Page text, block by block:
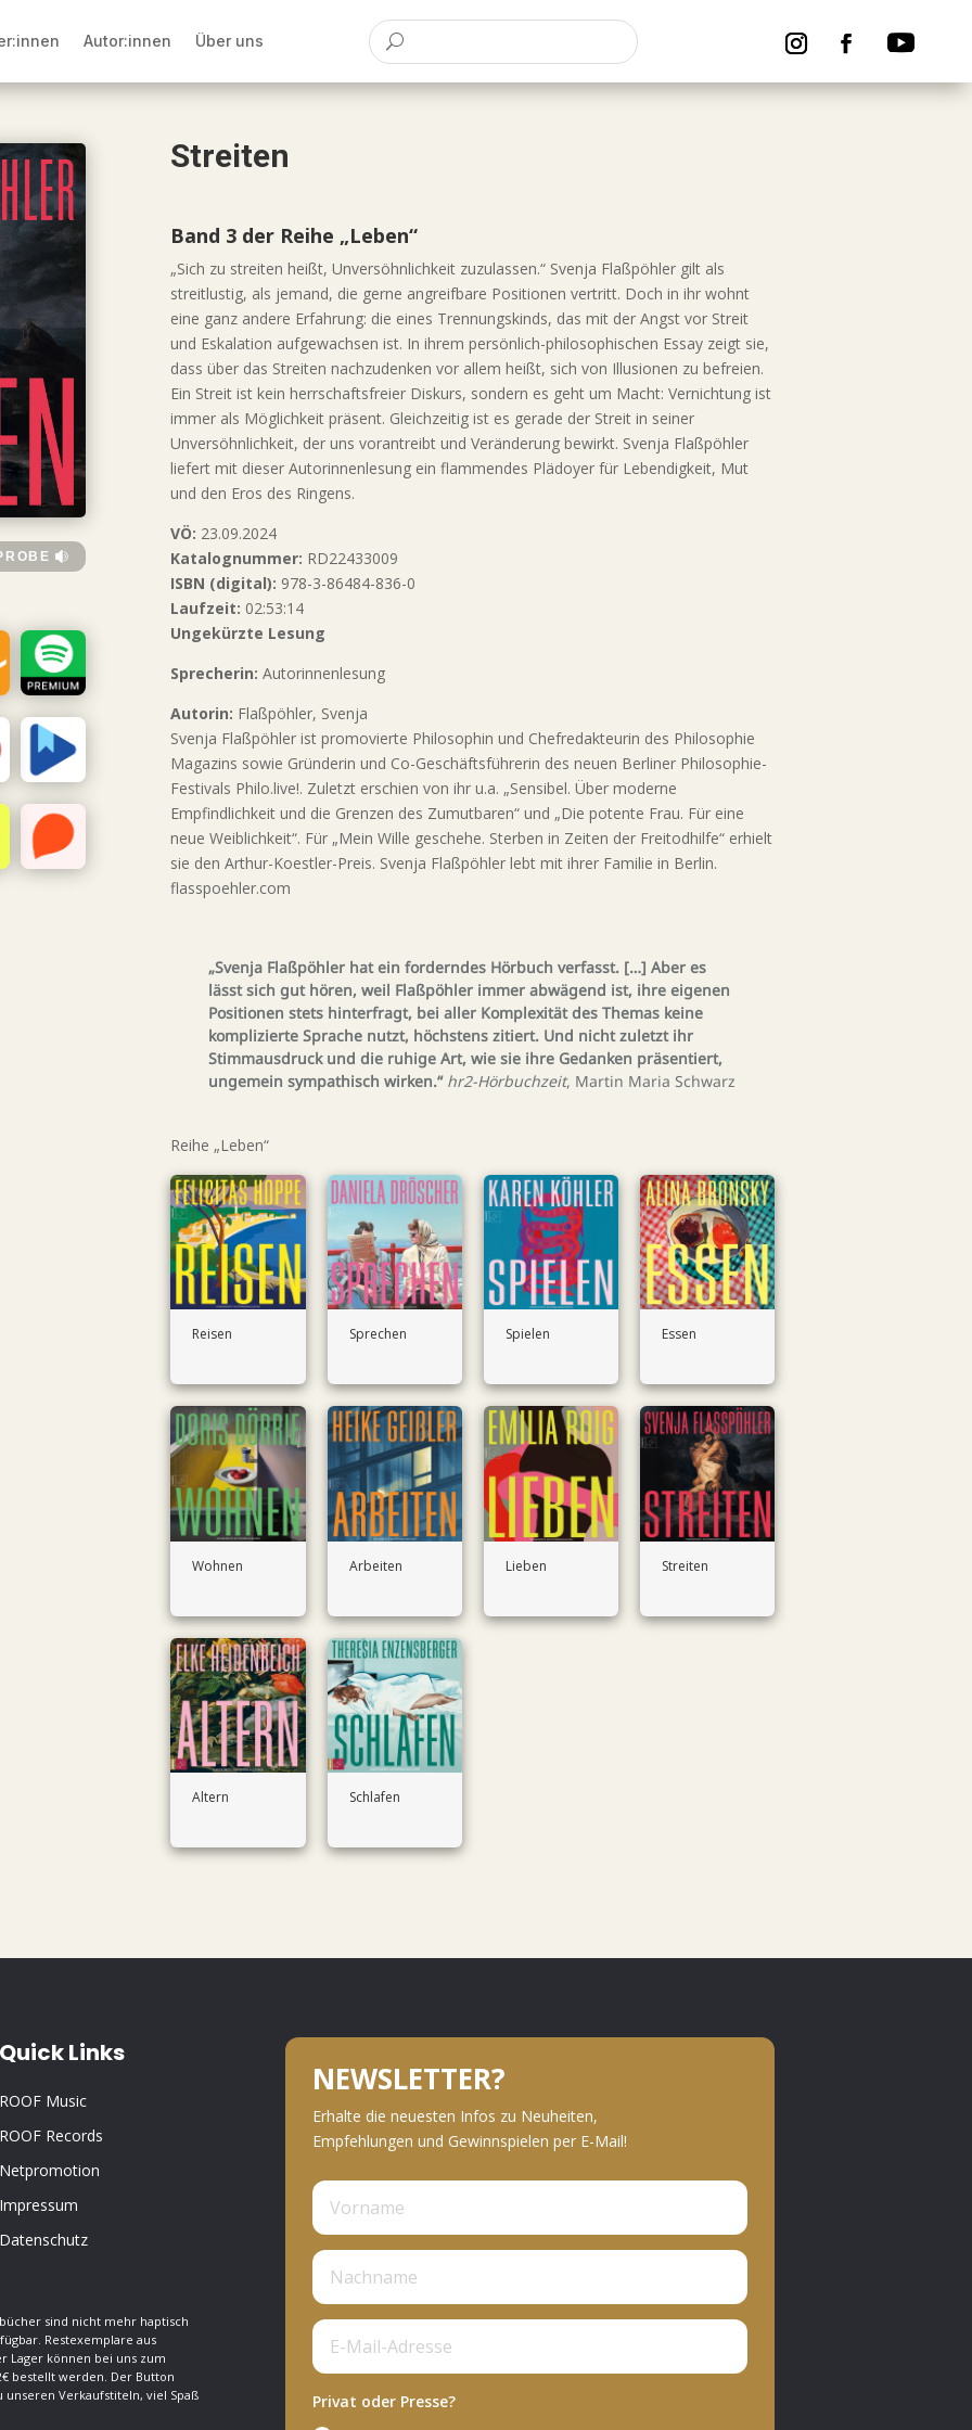
Autor:innen Über uns
Streiten
Band 3 der Reihe „Leben“
„Sich zu streiten heißt, Unversöhnlichkeit zuzulassen.“ Svenja Flaßpöhler gilt als
streitlustig, als jemand, die gerne angreifbare Positionen vertritt. Doch in ihr wohnt
eine ganz andere Erfahrung: die eines Trennungskinds, das mit der Angst vor Streit
und Eskalation aufgewachsen ist. In ihrem persönlich-philosophischen Essay zeigt sie,
dass über das Streiten nachzudenken vor allem heißt, sich von Illusionen zu befreien.
Ein Streit ist kein herrschaftsfreier Diskurs, sondern es geht um Macht: Vernichtung ist
immer als Möglichkeit präsent. Gleichzeitig ist es gerade der Streit in seiner
Unversöhnlichkeit, der uns vorantreibt und Veränderung bewirkt. Svenja Flaßpöhler
liefert mit dieser Autorinnenlesung ein flammendes Plädoyer für Lebendigkeit, Mut
und den Eros des Ringens.
VÖ: 23.09.2024
Katalognummer: RD22433009
ISBN (digital): 978-3-86484-836-0
Laufzeit: 02:53:14
Ungekürzte Lesung
Sprecherin:Autorinnenlesung
Autorin: Flaßpöhler, Svenja
Svenja Flaßpöhler ist promovierte Philosophin und Chefredakteurin des Philosophie
Magazins sowie Gründerin und Co-Geschäftsführerin des neuen Berliner Philosophie-
Festivals Philo.live!. Zuletzt erschien von ihr u.a. „Sensibel. Über moderne
Empfindlichkeit und die Grenzen des Zumutbaren“ und „Die potente Frau. Für eine
neue Weiblichkeit“. Für „Mein Wille geschehe. Sterben in Zeiten der Freitodhilfe“ erhielt
sie den Arthur-Koestler-Preis. Svenja Flaßpöhler lebt mit ihrer Familie in Berlin.
flasspoehler.com
„Svenja Flaßpöhler hat ein forderndes Hörbuch verfasst. […] Aber es
lässt sich gut hören, weil Flaßpöhler immer abwägend ist, ihre eigenen
Positionen stets hinterfragt, bei aller Komplexität des Themas keine
komplizierte Sprache nutzt, höchstens zitiert. Und nicht zuletzt ihr
Stimmausdruck und die ruhige Art, wie sie ihre Gedanken präsentiert,
ungemein sympathisch wirken.“ hr2-Hörbuchzeit, Martin Maria Schwarz
Reihe „Leben“
Reisen Sprechen Spielen Essen
Wohnen Arbeiten Lieben Streiten
Altern Schlafen
Links
Music
Records
sind nicht mehr haptisch
Restexemplare aus
Lager können bei uns zum
bestellt werden. Der Button
Verkaufstiteln, viel Spaß
NEWSLETTER?
Erhalte die neuesten Infos zu Neuheiten,
Empfehlungen und Gewinnspielen per E-Mail!
Privat oder Presse?